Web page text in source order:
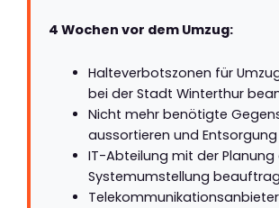
4 Wochen vor dem Umzug:
Halteverbotszonen für
bei der Stadt Winterthur
Nicht mehr benötigte
aussortieren und
IT-Abteilung mit der Planung
Systemumstellung